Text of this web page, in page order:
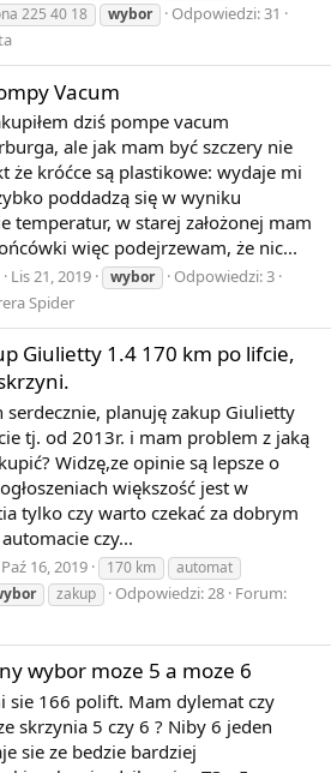
225 40 18 wybor
Odpowiedzi: 31
Vacum
dziś pompe vacum
ale jak mam być szczery nie
że króćce są plastikowe: wydaje mi
poddadzą się w wyniku
temperatur, w starej założonej mam
więc podejrzewam, że nic...
Lis 21, 2019 wybor
Odpowiedzi: 3
Spider
Giulietty 1.4 170 km po lifcie,
serdecznie, planuję zakup Giulietty
tj. od 2013r. i mam problem z jaką
Widzę,ze opinie są lepsze o
większość jest w
tylko czy warto czekać za dobrym
czy...
Paź 16, 2019 170 km
automat
zakup Odpowiedzi: 28 Forum:
wybor moze 5 a moze 6
sie 166 polift. Mam dylemat czy
skrzynia 5 czy 6 ? Niby 6 jeden
sie ze bedzie bardziej